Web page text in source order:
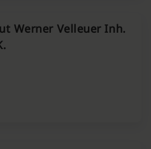
Werner Velleuer Inh.